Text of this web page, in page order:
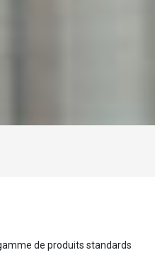
de produits standards